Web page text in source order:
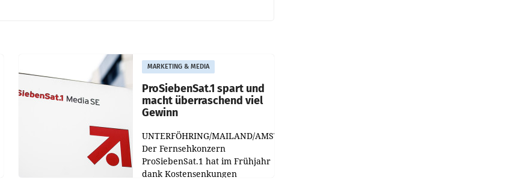
MARKETING & MEDIA
ProSiebenSat.1 spart und
macht überraschend viel
Gewinn
UNTERFÖHRING/MAILAND/AMSTERDAM.
Der Fernsehkonzern
ProSiebenSat.1 hat im Frühjahr
dank Kostensenkungen